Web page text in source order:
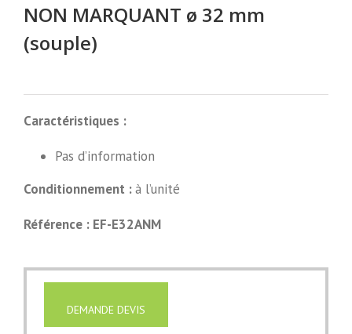
NON MARQUANT ø 32 mm
(souple)
Caractéristiques :
Pas d’information
Conditionnement :à l’unité
Référence : EF-E32ANM
DEMANDE DEVIS